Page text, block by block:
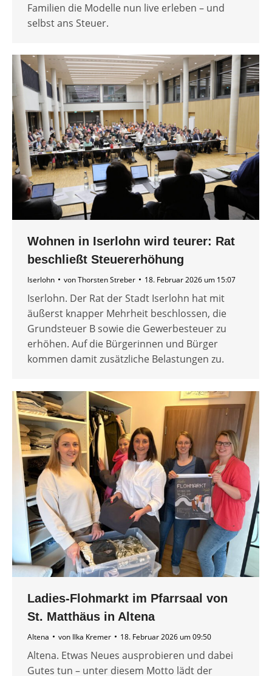
Familien die Modelle nun live erleben – und
selbst ans Steuer.
Wohnen in Iserlohn wird teurer: Rat
beschließt Steuererhöhung
Iserlohn vonThorsten Streber 18. Februar 2026 um 15:07
Iserlohn. Der Rat der Stadt Iserlohn hat mit
äußerst knapper Mehrheit beschlossen, die
Grundsteuer B sowie die Gewerbesteuer zu
erhöhen. Auf die Bürgerinnen und Bürger
kommen damit zusätzliche Belastungen zu.
Ladies-Flohmarkt im Pfarrsaal von
St. Matthäus in Altena
Altena von Ilka Kremer 18. Februar 2026 um 09:50
Altena. Etwas Neues ausprobieren und dabei
Gutes tun – unter diesem Motto lädt der